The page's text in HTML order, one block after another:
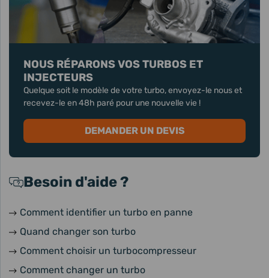
NOUS RÉPARONS VOS TURBOS ET
INJECTEURS
Quelque soit le modèle de votre turbo, envoyez-le nous et
recevez-le en 48h paré pour une nouvelle vie !
DEMANDER UN DEVIS
Besoin d'aide ?
Comment identifier un turbo en panne
Quand changer son turbo
Comment choisir un turbocompresseur
Comment changer un turbo